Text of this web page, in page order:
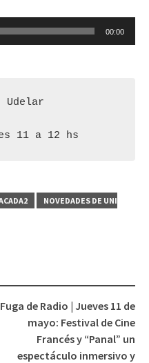
00:00
Udelar
11 a 12 hs
NOVEDADES DE UNI
Fuga de Radio | Jueves 11 de
mayo: Festival de Cine
Francés y “Panal” un
espectáculo inmersivo y